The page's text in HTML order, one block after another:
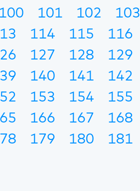
100 101 102
103
114 115
116
127 128
129
140 141
142
153 154
155
166 167
168
179 180
181